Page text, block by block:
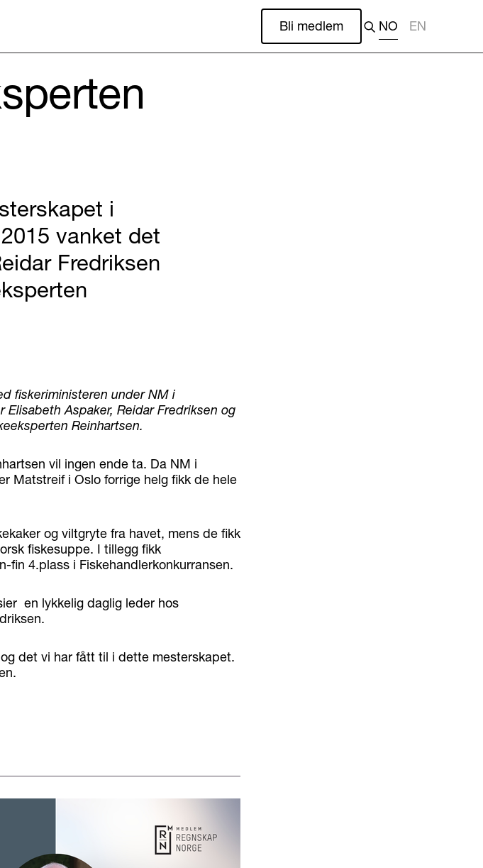
Bli medlem NO EN
i
vanket det
Fredriksen
fiskeriministeren under NM i
Aspaker, Reidar Fredriksen og
Reinhartsen.
vil ingen ende ta. Da NM i
Matstreif i Oslo forrige helg fikk de hele
og viltgryte fra havet, mens de fikk
fiskesuppe. I tillegg fikk
fin 4.plass i Fiskehandlerkonkurransen.
en lykkelig daglig leder hos
det vi har fått til i dette mesterskapet.